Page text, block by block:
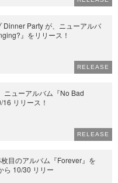
Dinner Party が、ニューアルバ
』をリリース！
RELEASE
ニューアルバム『No Bad
リリース！
RELEASE
目のアルバム『Forever』を
ら 10/30 リリー